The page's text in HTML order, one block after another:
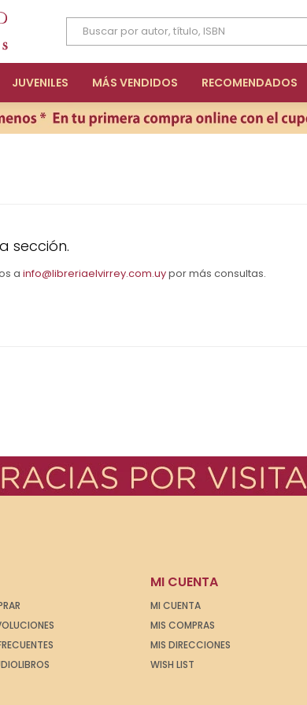
JUVENILES MÁS VENDIDOS RECOMENDADOS
sección.
a info@libreriaelvirrey.com.uypor más consultas.
MI CUENTA
MI CUENTA
MIS COMPRAS
MIS DIRECCIONES
WISH LIST